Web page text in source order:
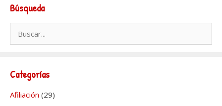
Búsqueda
Categorías
Afiliación (29)